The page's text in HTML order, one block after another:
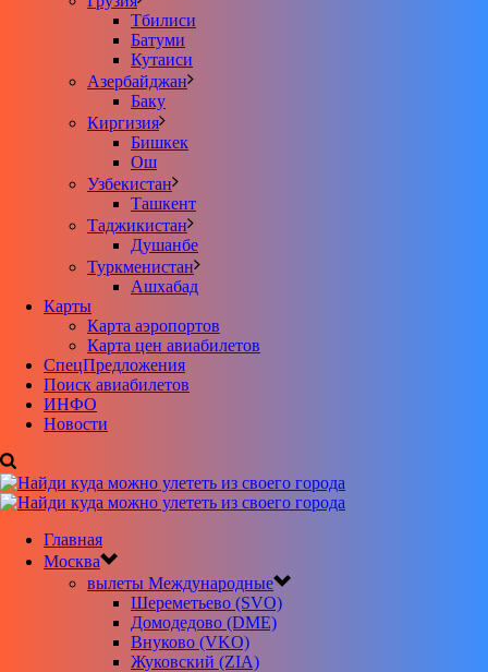
Тбилиси
Батуми
Кутаиси
Азербайджан
Баку
Киргизия
Бишкек
Ош
Узбекистан
Ташкент
Таджикистан
Душанбе
Туркменистан
Ашхабад
Карты
Карта аэропортов
Карта цен авиабилетов
CпецПредложения
Поиск авиабилетов
ИНФО
Новости
Главная
Москва
вылеты Международные
Шереметьево (SVO)
Домодедово (DME)
Внуково (VKO)
Жуковский (ZIA)